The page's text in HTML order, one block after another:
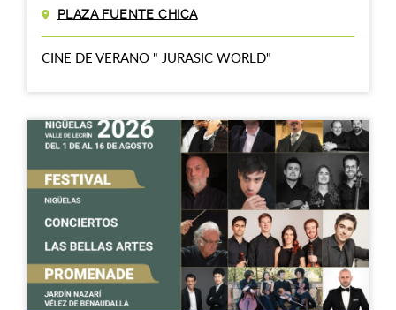
PLAZA FUENTE CHICA
CINE DE VERANO " JURASIC WORLD"